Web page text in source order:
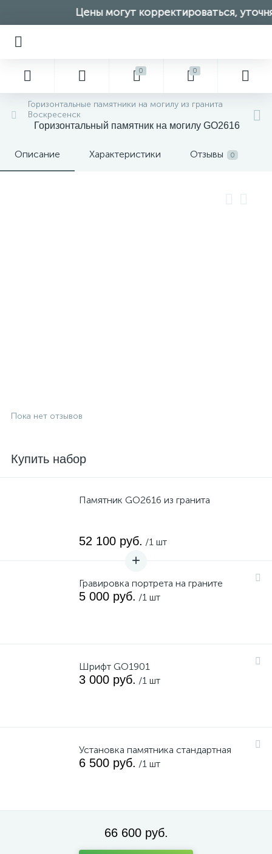
Цены могут корректироваться,
0 0
Горизонтальные памятники на могилу из гранита
Воскресенск
Горизонтальный памятник на могилу GO2616
Описание Характеристики Отзывы 0
Пока нет отзывов
Купить набор
Памятник GO2616 из гранита
52 100 руб. /1 шт
Гравировка портрета на граните
5 000 руб. /1 шт
Шрифт GO1901
3 000 руб. /1 шт
Установка памятника стандартная
6 500 руб. /1 шт
66 600 руб.